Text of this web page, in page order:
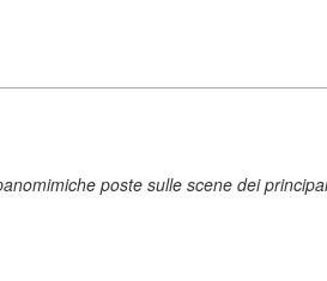
poste sulle scene dei